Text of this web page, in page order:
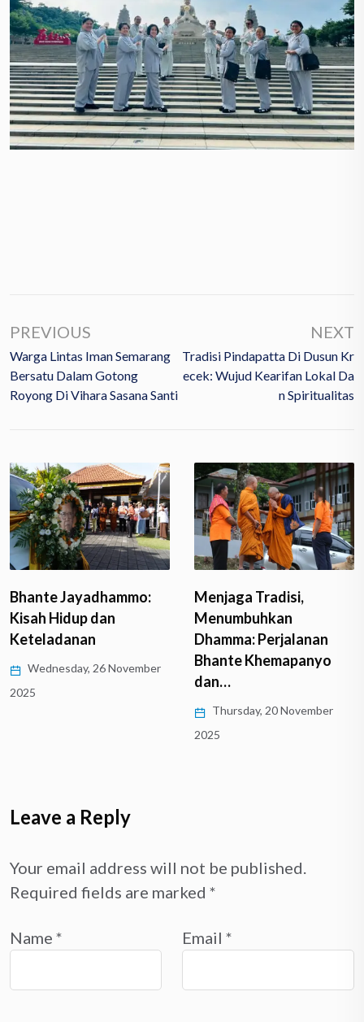
PREVIOUS
Warga Lintas Iman Semarang
Bersatu Dalam Gotong
Royong Di Vihara Sasana Santi
NEXT
Tradisi Pindapatta Di Dusun Kr
Ecek: Wujud Kearifan Lokal Da
N Spiritualitas
Bhante Jayadhammo:
Kisah Hidup dan
Keteladanan
Wednesday, 26 November
2025
Menjaga Tradisi,
Menumbuhkan
Dhamma: Perjalanan
Bhante Khemapanyo
dan…
Thursday, 20 November
2025
Leave a Reply
Your email address will not be published.
Required fields are marked *
Name * Email *